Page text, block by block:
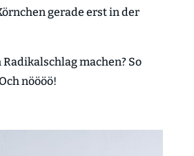
gerade erst in der
machen? So
nöööö!